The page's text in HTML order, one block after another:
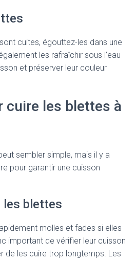
cuites, égouttez-les dans une
les rafraîchir sous l’eau
et préserver leur couleur
cuire les blettes à
sembler simple, mais il y a
pour garantir une cuisson
les blettes
molles et fades si elles
important de vérifier leur cuisson
de les cuire trop longtemps. Les